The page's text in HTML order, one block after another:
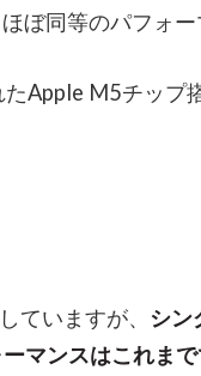
ぼ同等のパフォー
Apple M5チップ
ていますが、 シン
マンスはこれま